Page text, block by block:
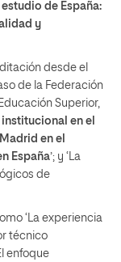
de España:
y
desde el
de la Federación
Superior,
en el
en el
España’; y ‘La
de
‘La experiencia
técnico
enfoque